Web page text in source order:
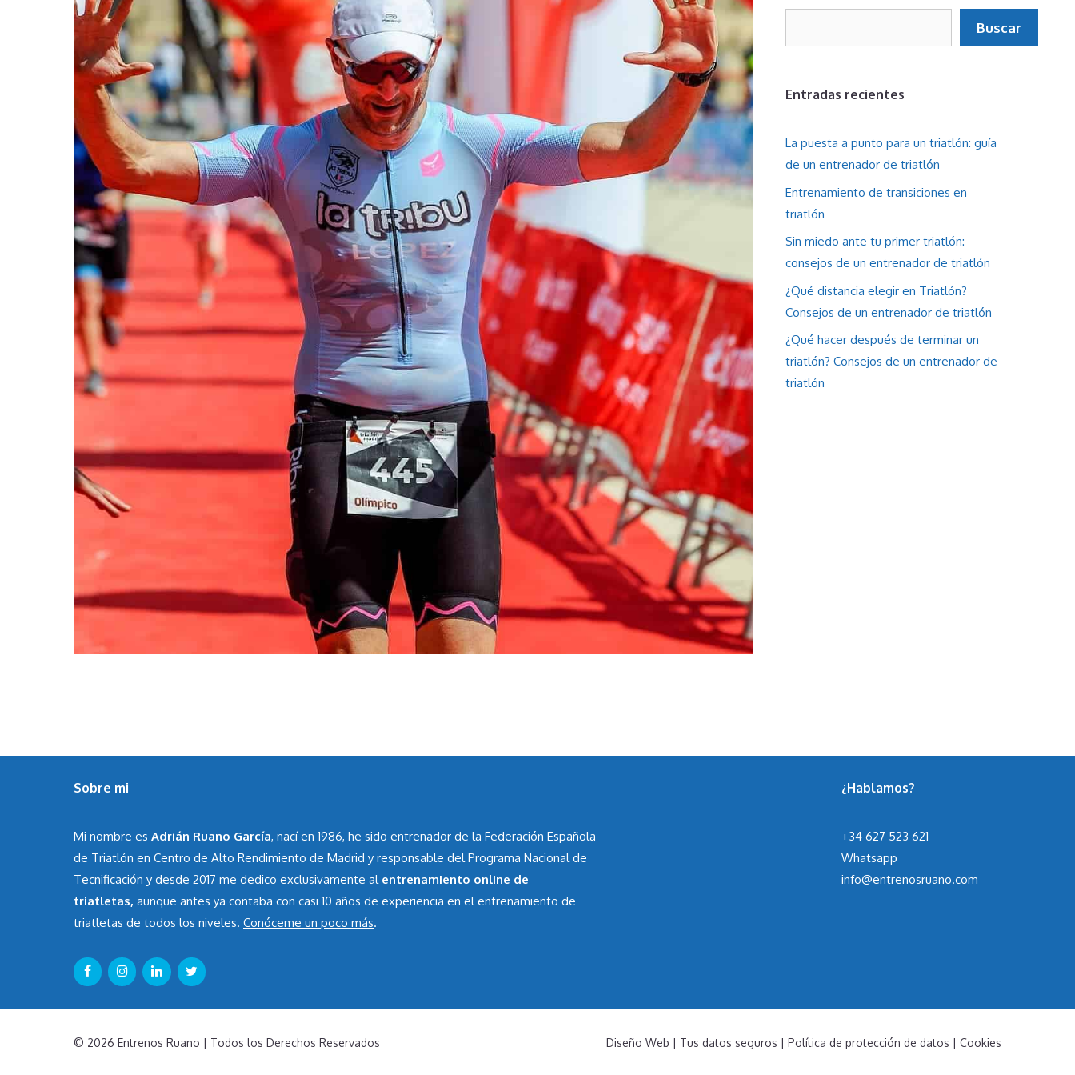
Buscar
Entradas recientes
La puesta a punto para un triatlón: guía
de un entrenador de triatlón
Entrenamiento de transiciones en
triatlón
Sin miedo ante tu primer triatlón:
consejos de un entrenador de triatlón
¿Qué distancia elegir en Triatlón?
Consejos de un entrenador de triatlón
¿Qué hacer después de terminar un
triatlón? Consejos de un entrenador de
triatlón
Sobre mi
Mi nombre es Adrián Ruano García, nací en 1986, he sido entrenador de la Federación Española
de Triatlón en Centro de Alto Rendimiento de Madrid y responsable del Programa Nacional de
Tecnificación y desde 2017 me dedico exclusivamente al entrenamiento online de
triatletas, aunque antes ya contaba con casi 10 años de experiencia en el entrenamiento de
triatletas de todos los niveles. Conóceme un poco más.
¿Hablamos?
+34 627 523 621
Whatsapp
info@entrenosruano.com
Diseño Web | Tus datos seguros | Política de protección de datos | Cookies
© 2026 Entrenos Ruano | Todos los Derechos Reservados